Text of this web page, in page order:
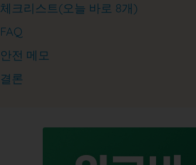
체크리스트(오늘 바로 8개)
FAQ
안전 메모
결론